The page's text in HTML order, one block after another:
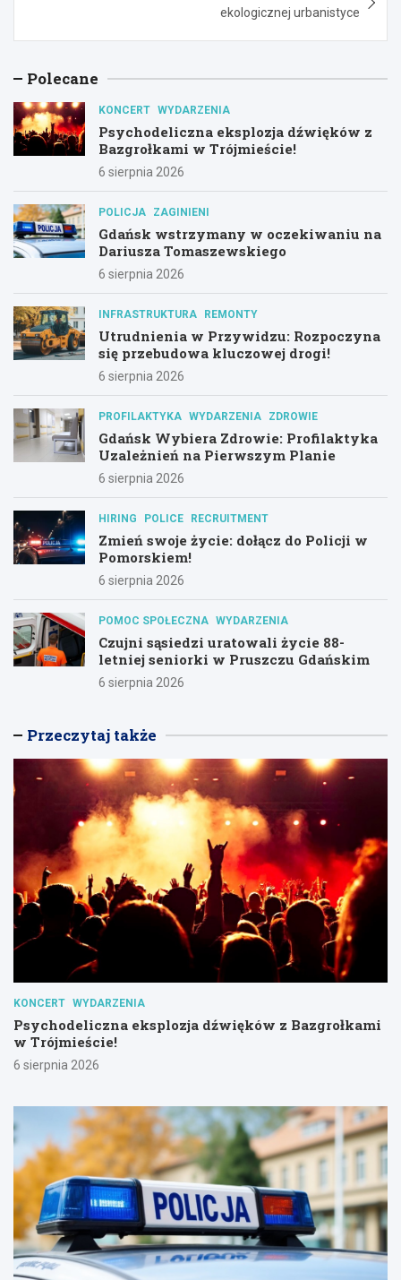
ekologicznej urbanistyce
Polecane
KONCERT WYDARZENIA
Psychodeliczna eksplozja dźwięków z
Bazgrołkami w Trójmieście!
6 sierpnia 2026
POLICJA ZAGINIENI
Gdańsk wstrzymany w oczekiwaniu na
Dariusza Tomaszewskiego
6 sierpnia 2026
INFRASTRUKTURA REMONTY
Utrudnienia w Przywidzu: Rozpoczyna
się przebudowa kluczowej drogi!
6 sierpnia 2026
PROFILAKTYKA WYDARZENIA ZDROWIE
Gdańsk Wybiera Zdrowie: Profilaktyka
Uzależnień na Pierwszym Planie
6 sierpnia 2026
HIRING POLICE RECRUITMENT
Zmień swoje życie: dołącz do Policji w
Pomorskiem!
6 sierpnia 2026
POMOC SPOŁECZNA WYDARZENIA
Czujni sąsiedzi uratowali życie 88-
letniej seniorki w Pruszczu Gdańskim
6 sierpnia 2026
Przeczytaj także
KONCERT WYDARZENIA
Psychodeliczna eksplozja dźwięków z Bazgrołkami
w Trójmieście!
6 sierpnia 2026